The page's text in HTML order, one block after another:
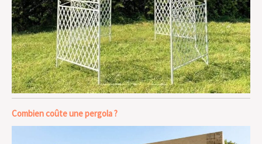
Combien coûte une pergola ?